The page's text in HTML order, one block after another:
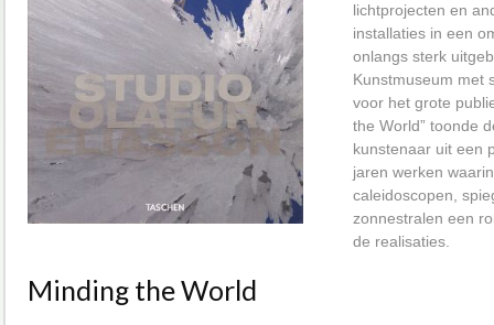
lichtprojecten en
installaties in een
onlangs sterk
Kunstmuseum met
voor het grote
the World” toonde
kunstenaar uit een
jaren werken
caleidoscopen,
zonnestralen een
de realisaties.
Minding the World